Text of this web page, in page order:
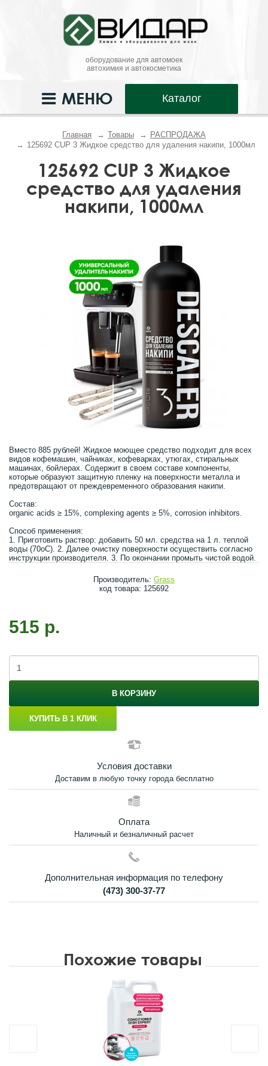
оборудование для автомоек
автохимия и автокосметика
Каталог
МЕНЮ
Главная Товары
РАСПРОДАЖА
125692 CUP 3 Жидкое средство для удаления накипи, 1000мл
125692 CUP 3 Жидкое
средство для удаления
накипи, 1000мл
Вместо 885 рублей! Жидкое моющее средство подходит для всех
видов кофемашин, чайниках, кофеварках, утюгах, стиральных
машинах, бойлерах. Содержит в своем составе компоненты,
которые образуют защитную пленку на поверхности металла и
предотвращают от преждевременного образования накипи.
Состав:
organic acids ≥ 15%, complexing agents ≥ 5%, corrosion inhibitors.
Способ применения:
1. Приготовить раствор: добавить 50 мл. средства на 1 л. теплой
воды (70оС). 2. Далее очистку поверхности осуществить согласно
инструкции производителя. 3. По окончании промыть чистой водой.
Производитель: Grass
код товара: 125692
515 р.
В КОРЗИНУ
КУПИТЬ В 1 КЛИК
Условия доставки
Доставим в любую точку города бесплатно
Оплата
Наличный и безналичный расчет
Дополнительная информация по телефону
(473) 300-37-77
Похожие товары